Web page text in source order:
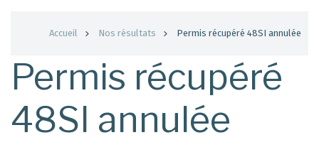
d'Ariane
Accueil Nos résultats Permis récupéré 48SI annulée
Permis récupéré
48SI annulée